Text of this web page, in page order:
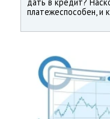
платежеспособен, и